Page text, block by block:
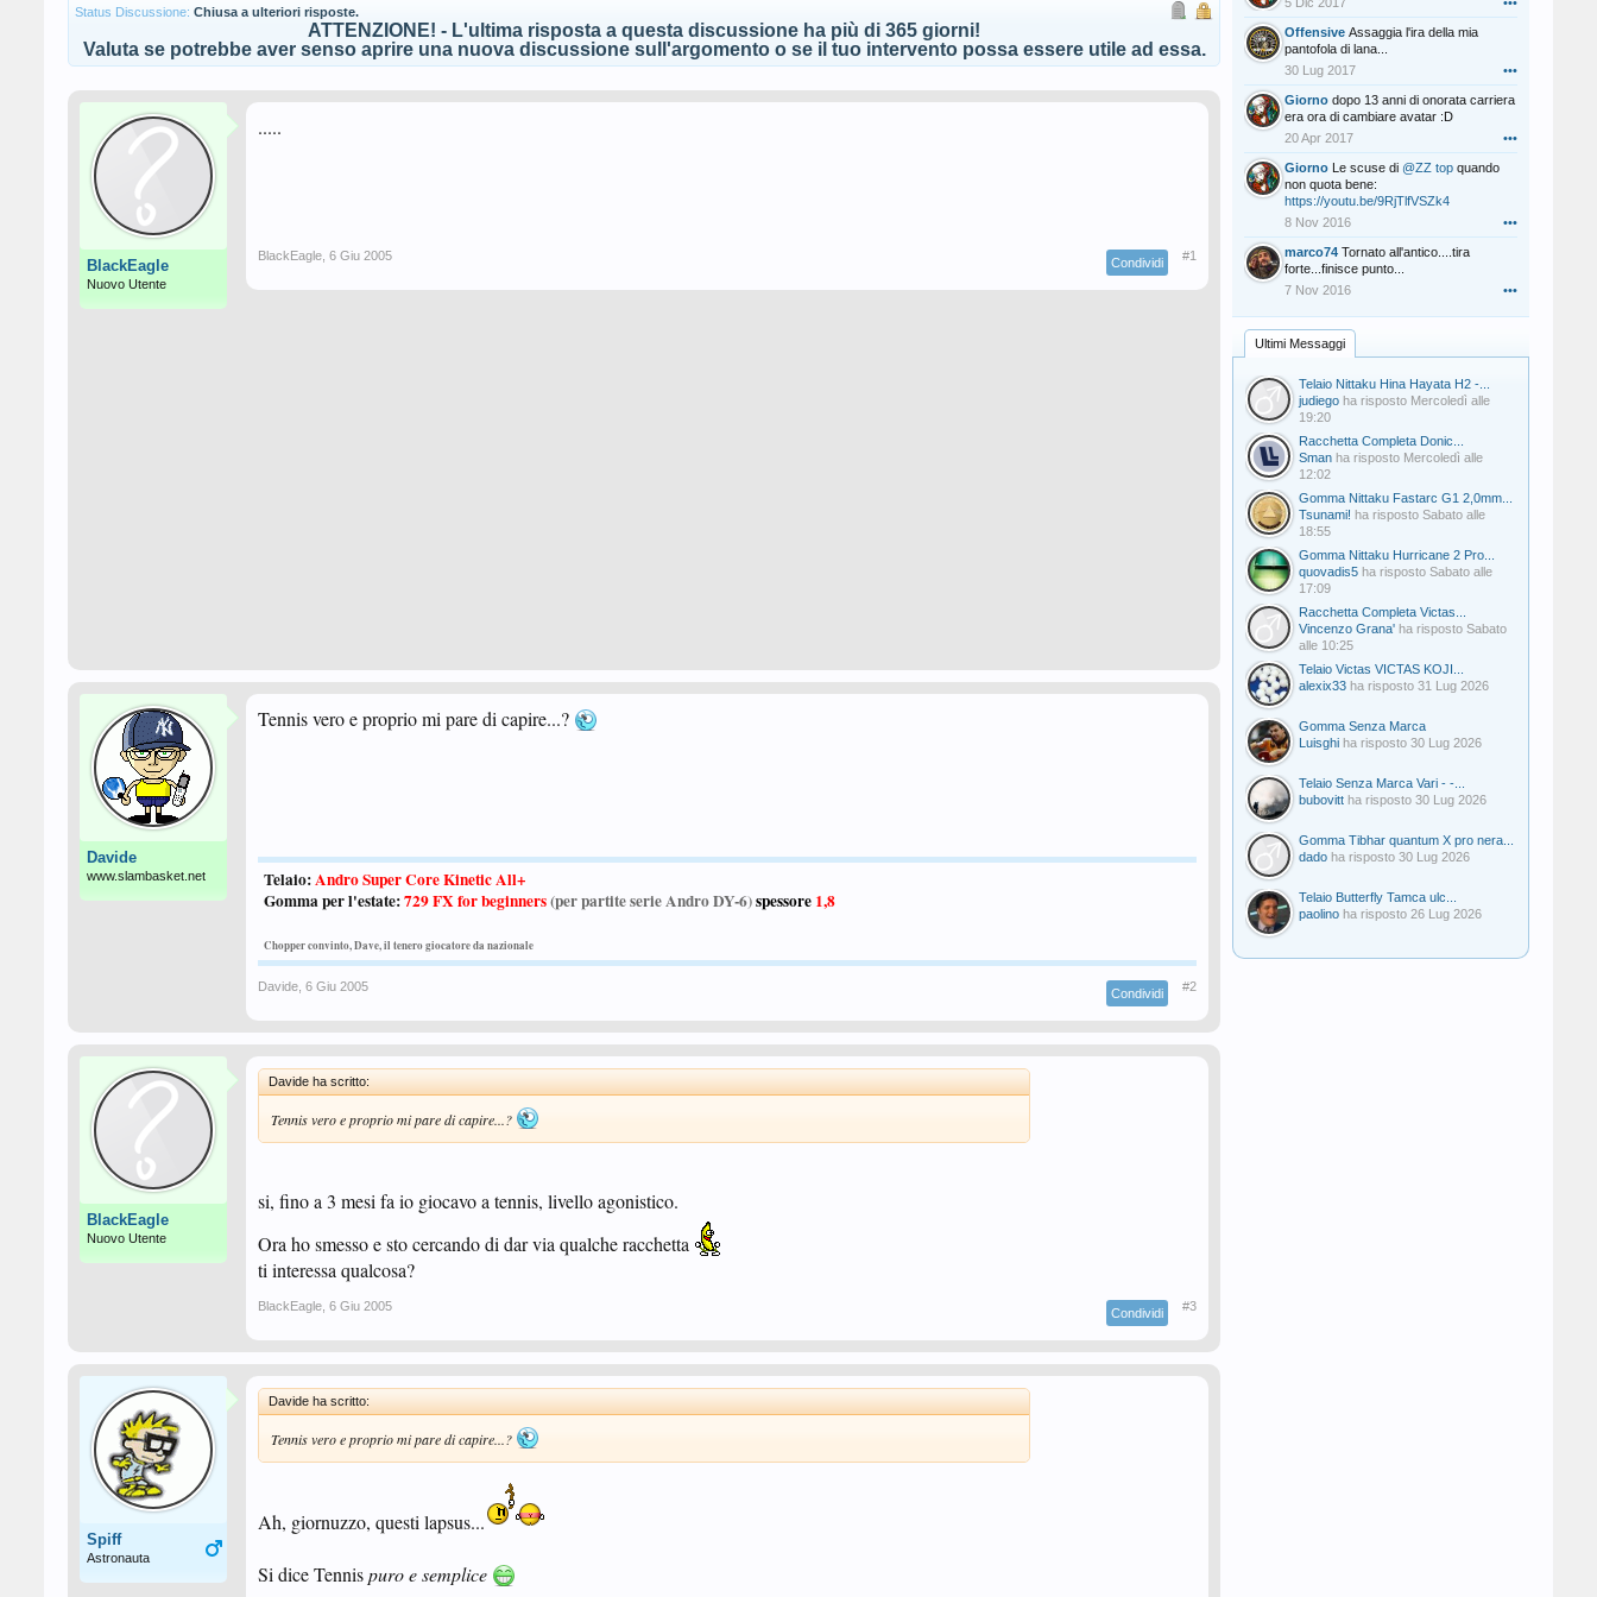
Status Discussione: Chiusa a ulteriori risposte.
ATTENZIONE! - L'ultima risposta a questa discussione ha più di 365 giorni!
Valuta se potrebbe aver senso aprire una nuova discussione sull'argomento o se il tuo intervento possa essere utile ad essa.
BlackEagle
Nuovo Utente
.....
BlackEagle 6 Giu 2005 Condividi #1
Davide
www.slambasket.net
Tennis vero e proprio mi pare di capire...?
Telaio:Andro Super Core Kinetic All+
Gomma per l'estate:729 FX for beginners(per partite serie Andro DY-6)spessore 1,8
Chopper convinto, Dave, il tenero giocatore da nazionale
Davide 6 Giu 2005 Condividi #2
BlackEagle
Nuovo Utente
Davide ha scritto:
Tennis vero e proprio mi pare di capire...?
si, fino a 3 mesi fa io giocavo a tennis, livello agonistico.
Ora ho smesso e sto cercando di dar via qualche racchetta
ti interessa qualcosa?
BlackEagle 6 Giu 2005 Condividi #3
Spiff
Astronauta
Davide ha scritto:
Tennisvero e propriomi pare di capire...?
Ah, giornuzzo, questi lapsus...
Si dice Tennispuro e semplice
Offensive Assaggia l'ira della mia
pantofola di lana...
30 Lug 2017
•••
Giorno dopo 13 anni di onorata carriera
era ora di cambiare avatar :D
20 Apr 2017
•••
Giorno Le scuse di @ZZ top quando
non quota bene:
https://youtu.be/9RjTlfVSZk4
8 Nov 2016
•••
marco74 Tornato all'antico....tira
forte...finisce punto...
7 Nov 2016
•••
Ultimi Messaggi
Telaio Nittaku Hina Hayata H2 -...
judiego ha risposto Mercoledì alle
19:20
Racchetta Completa Donic...
Sman ha risposto Mercoledì alle
12:02
Gomma Nittaku Fastarc G1 2,0mm...
Tsunami! ha risposto Sabato alle
18:55
Gomma Nittaku Hurricane 2 Pro...
quovadis5 ha risposto Sabato alle
17:09
Racchetta Completa Victas...
Vincenzo Grana' ha risposto Sabato
alle 10:25
Telaio Victas VICTAS KOJI...
alexix33 ha risposto 31 Lug 2026
Gomma Senza Marca
Luisghi ha risposto 30 Lug 2026
Telaio Senza Marca Vari - -...
bubovitt ha risposto 30 Lug 2026
Gomma Tibhar quantum X pro nera...
dado ha risposto 30 Lug 2026
Telaio Butterfly Tamca ulc...
paolino ha risposto 26 Lug 2026